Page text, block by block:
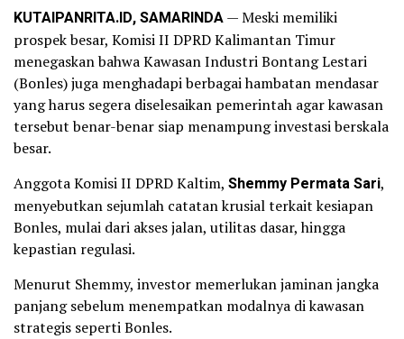
KUTAIPANRITA.ID, SAMARINDA— Meski memiliki
prospek besar, Komisi II DPRD Kalimantan Timur
menegaskan bahwa Kawasan Industri Bontang Lestari
(Bonles) juga menghadapi berbagai hambatan mendasar
yang harus segera diselesaikan pemerintah agar kawasan
tersebut benar-benar siap menampung investasi berskala
besar.
Anggota Komisi II DPRD Kaltim, Shemmy Permata Sari,
menyebutkan sejumlah catatan krusial terkait kesiapan
Bonles, mulai dari akses jalan, utilitas dasar, hingga
kepastian regulasi.
Menurut Shemmy, investor memerlukan jaminan jangka
panjang sebelum menempatkan modalnya di kawasan
strategis seperti Bonles.